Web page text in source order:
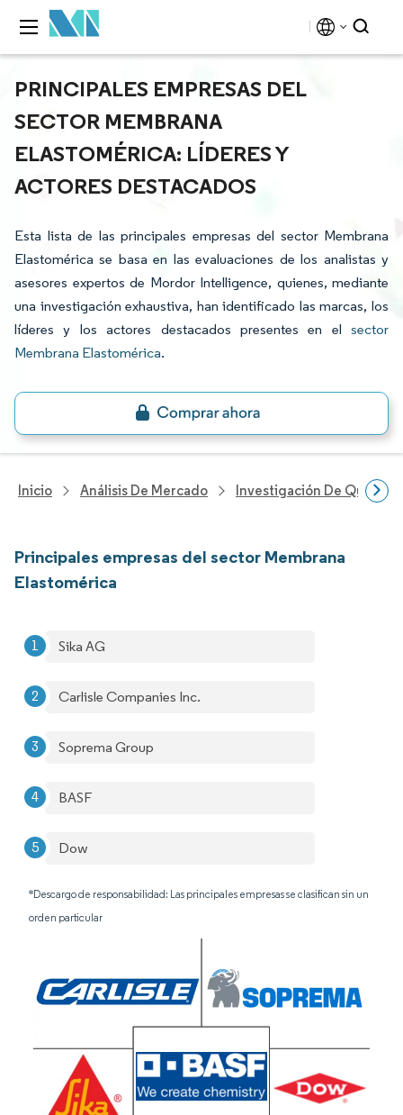
PRINCIPALES EMPRESAS DEL
SECTOR MEMBRANA
ELASTOMÉRICA: LÍDERES Y
ACTORES DESTACADOS
Esta lista de las principales empresas del sector Membrana
Elastomérica se basa en las evaluaciones de los analistas y
asesores expertos de Mordor Intelligence, quienes, mediante
una investigación exhaustiva, han identificado las marcas, los
líderes y los actores destacados presentes en el sector
Membrana Elastomérica.
Inicio Análisis De Mercado Investigación De
Principales empresas del sector Membrana
Elastomérica
Sika AG
Carlisle Companies Inc.
Soprema Group
BASF
Dow
*Descargo de responsabilidad: Las principales empresas se clasifican sin un
orden particular